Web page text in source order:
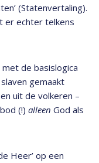
(Statenvertaling).
er echter telkens
de basislogica
gemaakt
uit de volkeren –
(!) alleen God als
Heer’ op een